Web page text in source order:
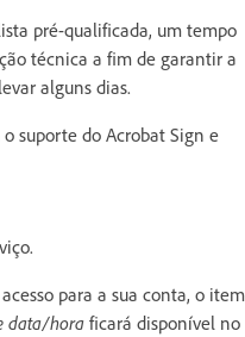
pré-qualificada, um tempo
técnica a fim de garantir a
alguns dias.
suporte do Acrobat Sign e
para a sua conta, o item
data/hora ficará disponível no